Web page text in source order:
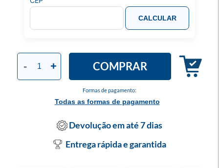
Formas de pagamento:
Todas as formas de pagamento
- + COMPRAR
CALCULAR
Devolução em até 7 dias
Entrega rápida e garantida